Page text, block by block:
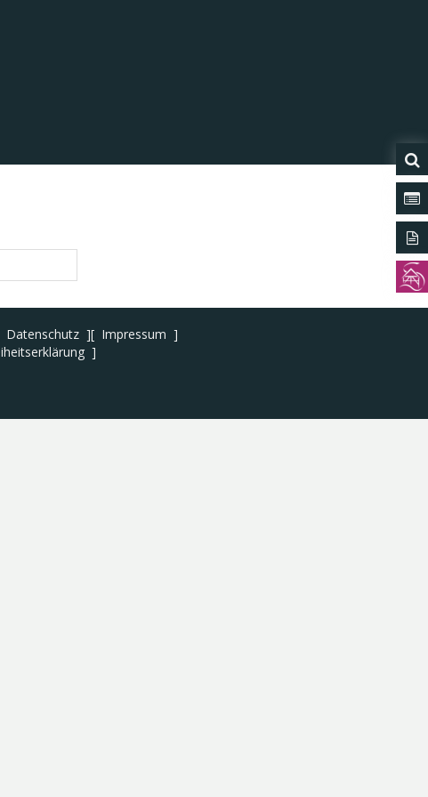
Datenschutz
Impressum